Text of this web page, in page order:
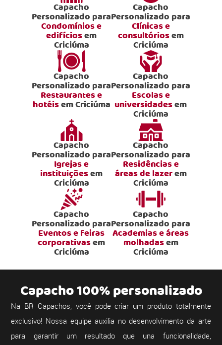
Capacho
Personalizado para
Condomínios e
edifíciosem
Criciúma
Capacho
Personalizado para
Clínicas e
consultóriosem
Criciúma
Capacho
Personalizado para
Restaurantes e
hotéisem Criciúma
Capacho
Personalizado para
Escolas e
universidadesem
Criciúma
Capacho
Personalizado para
Igrejas e
instituiçõesem
Criciúma
Capacho
Personalizado para
Residências e
áreas de lazerem
Criciúma
Capacho
Personalizado para
Eventos e feiras
corporativasem
Criciúma
Capacho
Personalizado para
Academias e áreas
molhadasem
Criciúma
Capacho 100% personalizado
Na BR Capachos, você pode criar um produto totalmente
exclusivo! Nossa equipe auxilia no desenvolvimento da arte
para garantir um resultado que una funcionalidade,